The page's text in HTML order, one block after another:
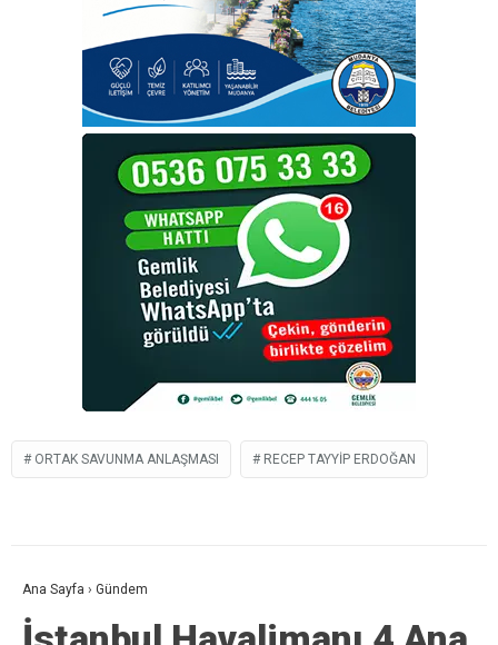
ORTAK SAVUNMA ANLAŞMASI RECEP TAYYIP ERDOĞAN
Ana Sayfa › Gündem